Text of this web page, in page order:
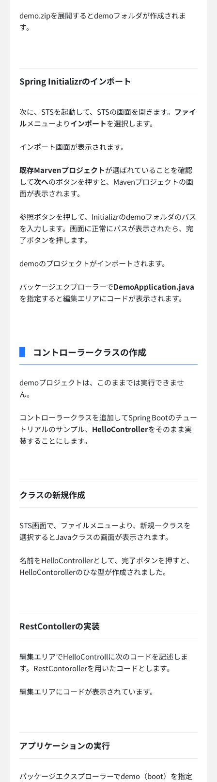
demo.zipを展開するとdemoフォルダが作成されま
す。
Spring Initializrのインポート
次に、STSを起動して、STSの画面を開きます。 ファイ
ルメニューよりインポートを選択します。
インポート画面が表示されます。
既存Marvenプロジェクトが選ばれていることを確認
して次へのボタンを押すと、Mavenプロジェクトの画
面が表示されます。
参照ボタンを押して、Initializrのdemoフォルダのパス
を入力します。画面に正常にパスが表示されたら、完
了ボタンを押します。
demoのプロジェクトがインポートされます。
パッケージエクプローラーでDemoApplication.java
を指定すると編集エリアにコードが表示されます。
コントローラークラスの作成
demoプロジェクトは、このままでは実行できませ
ん。
コントローラークラスを追加してSpring Bootのチュー
トリアルのサンプル、 HelloControllerをそのまま実
装することにします。
クラスの新規作成
STS画面で、ファイルメニューより、新規—クラスを
選択するとJavaクラスの画面が表示されます。
名前をHelloControllerとして、完了ボタンを押すと、
HelloContorollerのひな型が作成されました。
RestContollerの実装
編集エリアでHelloControllに次のコードを記述しま
す。RestContorollerを用いたコードとします。
編集エリアにコードが表示されています。
アプリケーションの実行
パッケージエクスプローラーでdemo（boot）を指定